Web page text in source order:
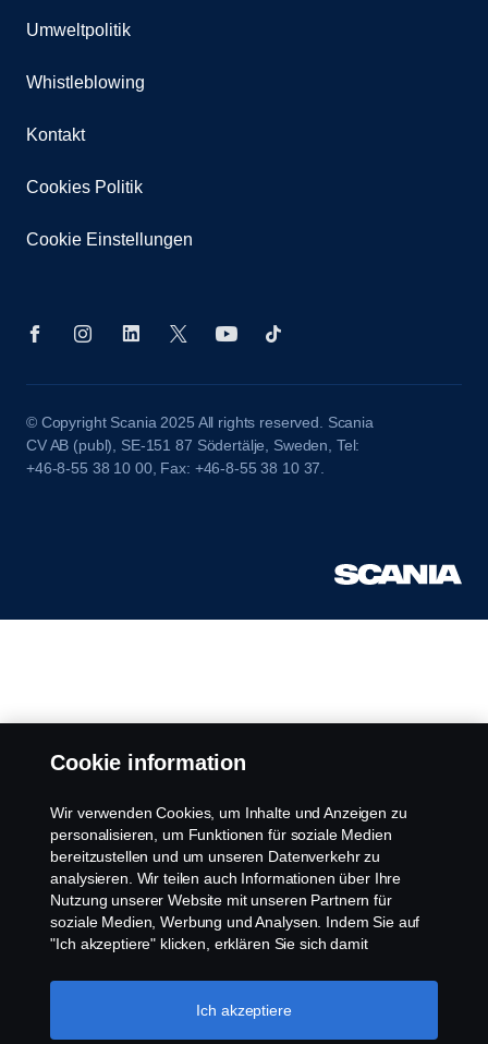
Umweltpolitik
Whistleblowing
Kontakt
Cookies Politik
Cookie Einstellungen
© Copyright Scania 2025 All rights reserved. Scania
CV AB (publ), SE-151 87 Södertälje, Sweden, Tel:
+46-8-55 38 10 00, Fax: +46-8-55 38 10 37.
Cookie information
Wir verwenden Cookies, um Inhalte und Anzeigen zu
personalisieren, um Funktionen für soziale Medien
bereitzustellen und um unseren Datenverkehr zu
analysieren. Wir teilen auch Informationen über Ihre
Nutzung unserer Website mit unseren Partnern für
soziale Medien, Werbung und Analysen. Indem Sie auf
"Ich akzeptiere" klicken, erklären Sie sich damit
Informationen weitergegeben werden. Sie können Ihre
Cookies auch verwalten, indem Sie auf die "Cookie-
Ich akzeptiere